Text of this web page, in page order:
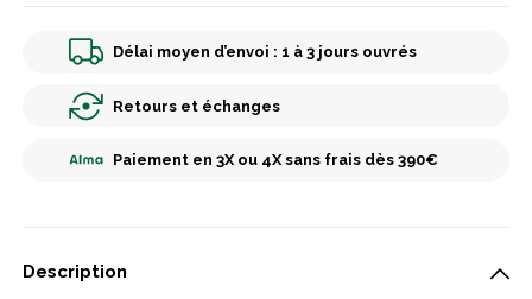
Délai moyen d’envoi : 1 à 3 jours ouvrés
Retours et échanges
Paiement en 3X ou 4X sans frais dès 390€
Description